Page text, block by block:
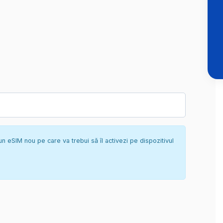
eSIM nou pe care va trebui să îl activezi pe dispozitivul